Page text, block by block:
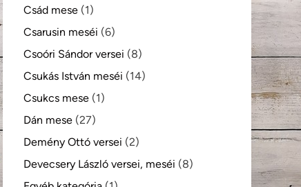
Csád mese (1)
Csarusin meséi (6)
Csoóri Sándor versei (8)
Csukás István meséi (14)
Csukcs mese (1)
Dán mese (27)
Demény Ottó versei (2)
Devecsery László versei, meséi (8)